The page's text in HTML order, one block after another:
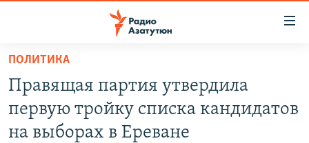
Перейти
основному
содержанию
Перейти
НОВОСТИ
ПОЛИТИКА
ПОЛИТИКА
Правящая партия утвердила
первую тройку списка кандидатов
на выборах в Ереване